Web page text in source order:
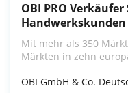
OBI PRO
Mit mehr als 350
Märkten in zehn
OBI GmbH & Co.